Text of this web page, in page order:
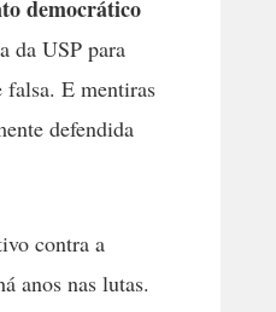
democrático
da USP para
falsa. E mentiras
defendida
contra a
anos nas lutas.